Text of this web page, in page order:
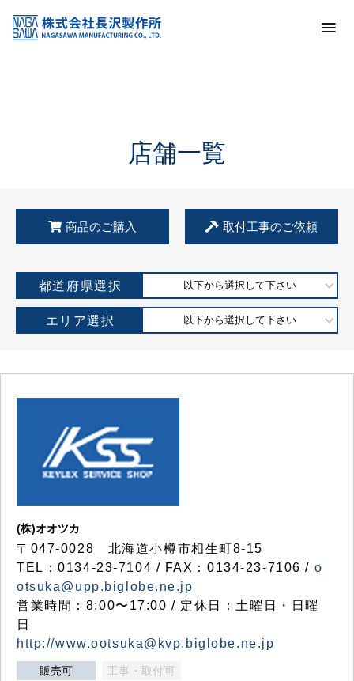
KSS加盟店・取扱店情報
店舗一覧
店舗一覧
商品のご購入 取付工事のご依頼
都道府県選択 以下から選択して下さい
エリア選択 以下から選択して下さい
(株)オオツカ
〒047-0028 北海道小樽市相生町8-15
TEL：0134-23-7104 / FAX：0134-23-7106 / o
otsuka@upp.biglobe.ne.jp
営業時間：8:00〜17:00 / 定休日：土曜日・日曜
日
http://www.ootsuka@kvp.biglobe.ne.jp
販売可 工事・取付可